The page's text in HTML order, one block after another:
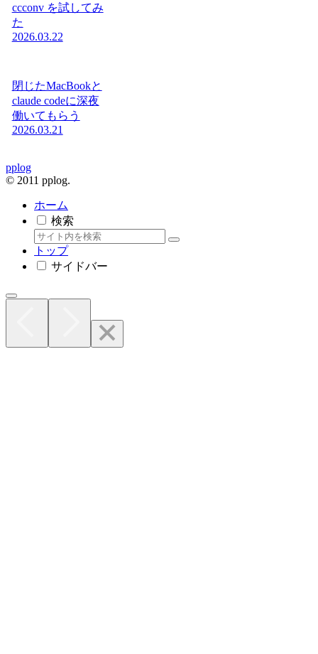
ccconv を試してみ
た
2026.03.22
閉じたMacBookと
claude codeに深夜
働いてもらう
2026.03.21
pplog
© 2011 pplog.
ホーム
検索
トップ
サイドバー